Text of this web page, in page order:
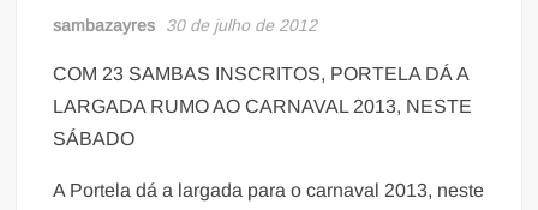
sambazayres 30 de julho de 2012
COM 23 SAMBAS INSCRITOS, PORTELA DÁ A
LARGADA RUMO AO CARNAVAL 2013, NESTE
SÁBADO
A Portela dá a largada para o carnaval 2013, neste